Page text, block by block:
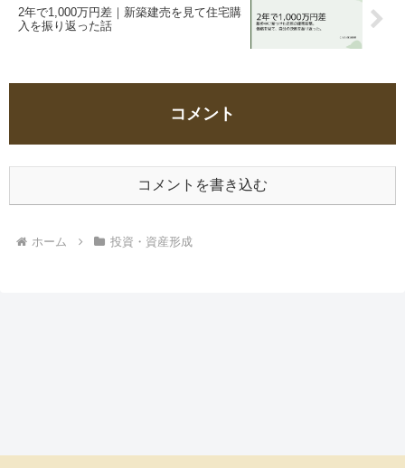
2年で1,000万円差｜新築建売を見て住宅購
入を振り返った話
コメント
コメントを書き込む
ホーム 投資・資産形成